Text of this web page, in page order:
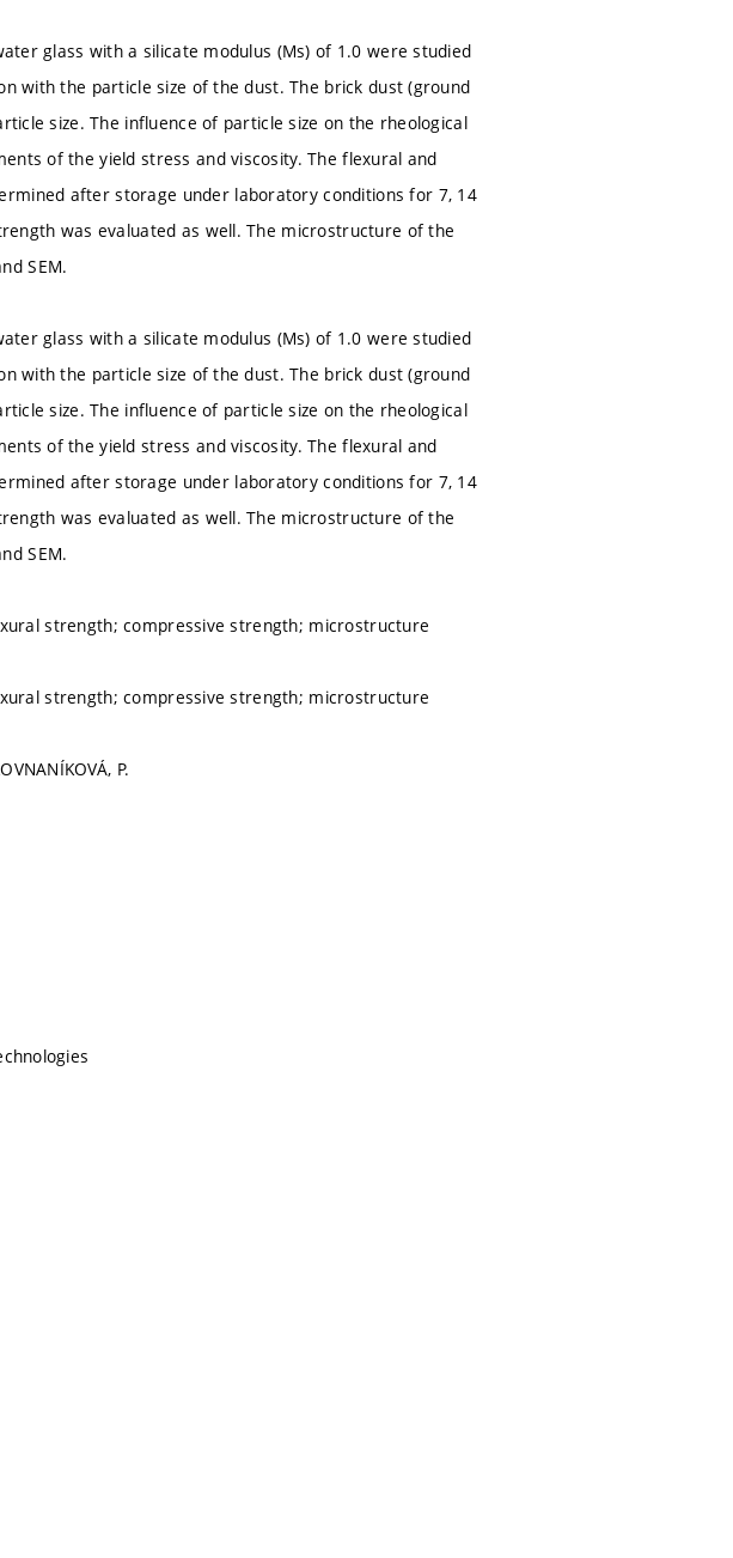
glass with a silicate modulus (Ms) of 1.0 were studied
with the particle size of the dust. The brick dust (ground
size. The influence of particle size on the rheological
of the yield stress and viscosity. The flexural and
after storage under laboratory conditions for 7, 14
was evaluated as well. The microstructure of the
SEM.
glass with a silicate modulus (Ms) of 1.0 were studied
with the particle size of the dust. The brick dust (ground
size. The influence of particle size on the rheological
of the yield stress and viscosity. The flexural and
after storage under laboratory conditions for 7, 14
was evaluated as well. The microstructure of the
SEM.
strength; compressive strength; microstructure
strength; compressive strength; microstructure
P.